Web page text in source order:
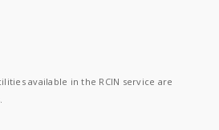
available in the RCIN service are